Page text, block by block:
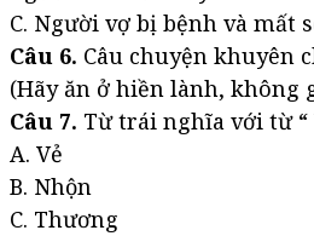
C. Người vợ bị bệnh và mất
Câu 6. Câu chuyện khuyên
(Hãy ăn ở hiền lành, không
Câu 7. Từ trái nghĩa với từ “
A. Vẻ
B. Nhộn
C. Thương